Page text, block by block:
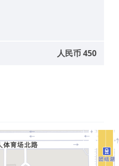
人民币 450